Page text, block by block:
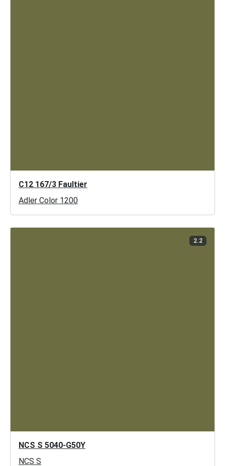
C12 167/3 Faultier
Adler Color 1200
2.2
NCS S 5040-G50Y
NCS S